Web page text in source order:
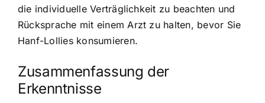
die individuelle Verträglichkeit zu beachten und
Rücksprache mit einem Arzt zu halten, bevor Sie
Hanf-Lollies konsumieren.
Zusammenfassung der
Erkenntnisse